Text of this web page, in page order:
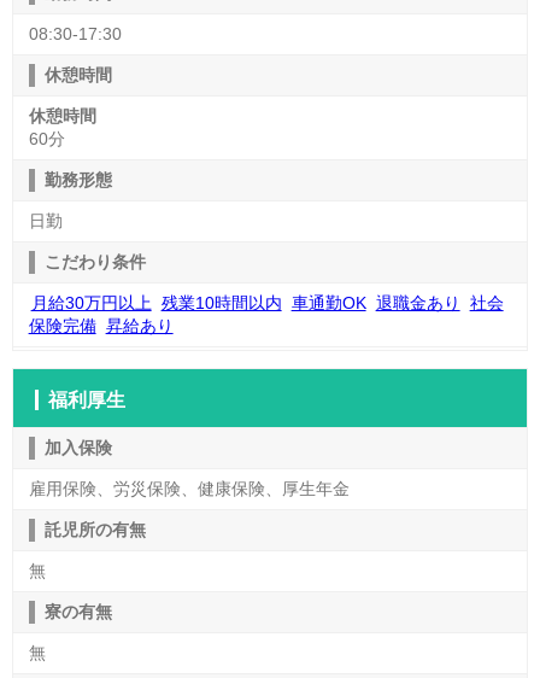
08:30-17:30
休憩時間
休憩時間
60分
勤務形態
日勤
こだわり条件
月給30万円以上 残業10時間以内 車通勤OK 退職金あり
社会
保険完備 昇給あり
福利厚生
加入保険
雇用保険、労災保険、健康保険、厚生年金
託児所の有無
無
寮の有無
無